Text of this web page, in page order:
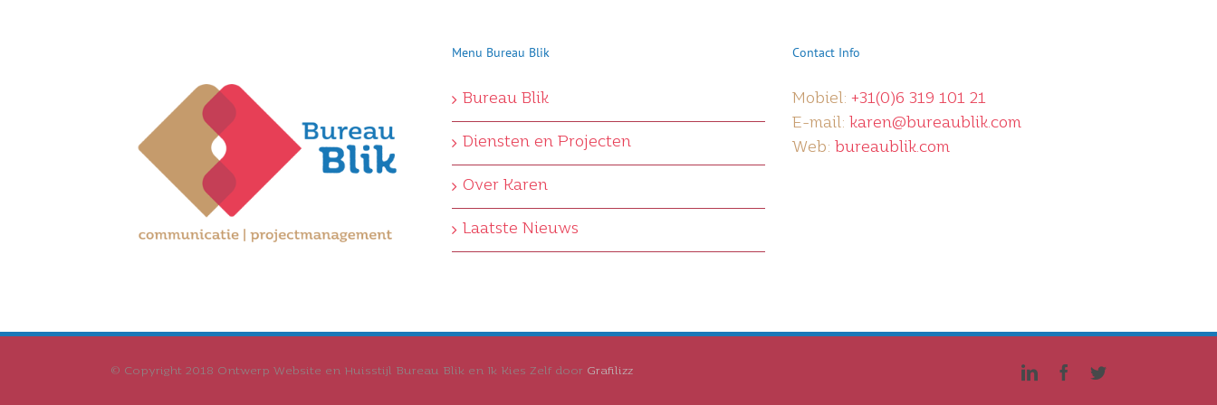
Menu Bureau Blik
Bureau Blik
Diensten en Projecten
Over Karen
Laatste Nieuws
Contact Info
Mobiel:+31(0)6 319 101 21
E-mail: karen@bureaublik.com
Web: bureaublik.com
© Copyright 2018 Ontwerp Website en Huisstijl Bureau Blik en Ik Kies Zelf door Grafilizz LinkedInFacebookTwitter